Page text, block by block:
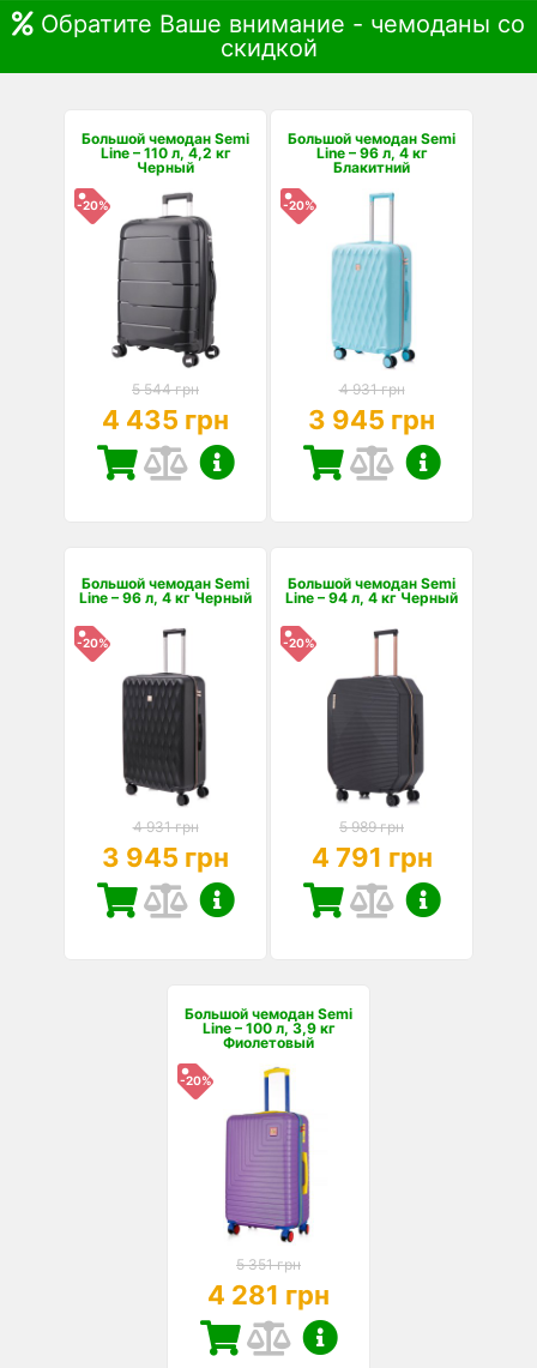
Обратите Ваше внимание - чемоданы со
скидкой
Большой чемодан Semi
Line – 110 л, 4,2 кг
Черный
-20%
5 544 грн
4 435 грн
Большой чемодан Semi
Line – 96 л, 4 кг
Блакитний
-20%
4 931 грн
3 945 грн
Большой чемодан Semi
Line – 96 л, 4 кг Черный
-20%
4 931 грн
3 945 грн
Большой чемодан Semi
Line – 94 л, 4 кг Черный
-20%
5 989 грн
4 791 грн
Большой чемодан Semi
Line – 100 л, 3,9 кг
Фиолетовый
-20%
5 351 грн
4 281 грн